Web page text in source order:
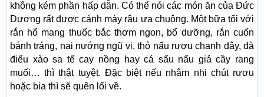
không kém phần hấp dẫn. Có thể nói các món ăn của Đức
Dương rất được cánh mày râu ưa chuộng. Một bữa tối với
rắn hổ mang thuốc bắc thơm ngon, bổ dưỡng, rắn cuốn
bánh tráng, nai nướng ngũ vị, thỏ nấu rượu chanh dây, đà
điểu xào sa tế cay nồng hay cá sấu nấu giả cầy rang
muối… thì thật tuyệt. Đặc biệt nếu nhâm nhi chút rượu
hoặc bia thì sẽ quên lối về.